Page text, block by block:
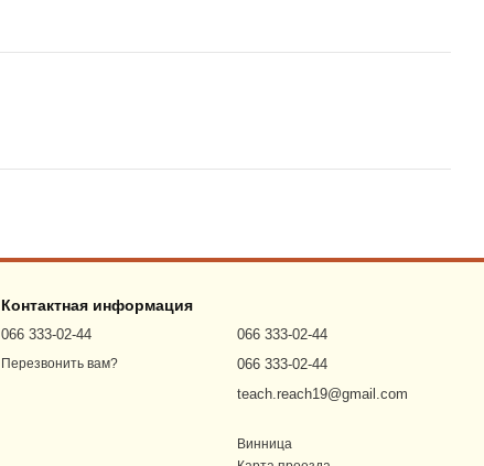
Контактная информация
066 333-02-44
Перезвонить вам?
066 333-02-44
066 333-02-44
teach.reach19@gmail.com
Винница